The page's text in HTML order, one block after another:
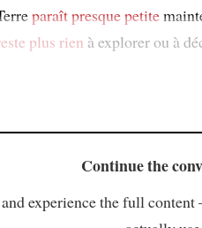
paraîtpresque petite
plus rien à explorer ou à
Continue the
experience the full